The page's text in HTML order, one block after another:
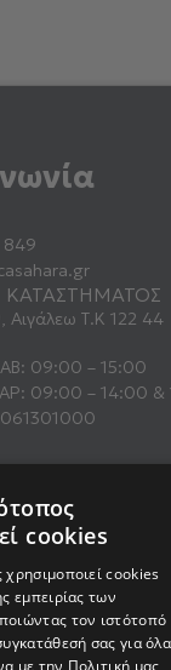
849
ΚΑΤΑΣΤΗΜΑΤΟΣ
Αιγάλεω Τ.Κ 122 44
09:00 – 15:00
09:00 – 14:00 &
μας στα
cookies
cookies
εμπειρίας των
τον ιστότοπό
σας για όλα
με την Πολιτική μας